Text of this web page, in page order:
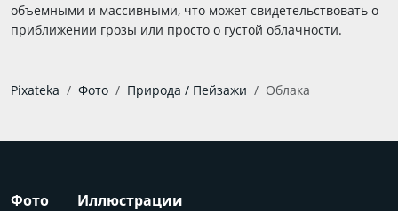
объемными и массивными, что может свидетельствовать о
приближении грозы или просто о густой облачности.
Pixateka Фото Природа / Пейзажи Облака
Фото Иллюстрации